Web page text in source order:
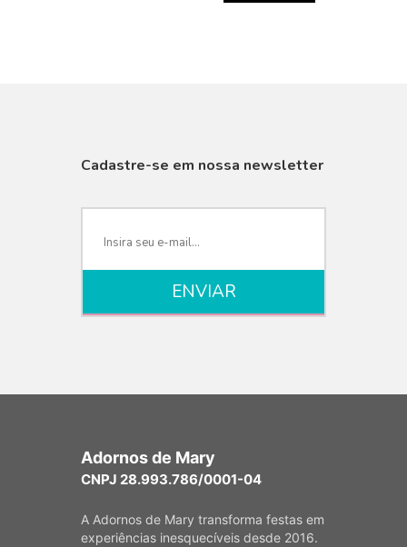
VISUALIZAR
Cadastre-se em nossa newsletter
Adornos de Mary
CNPJ 28.993.786/0001-04
A Adornos de Mary transforma festas em
experiências inesquecíveis desde 2016.